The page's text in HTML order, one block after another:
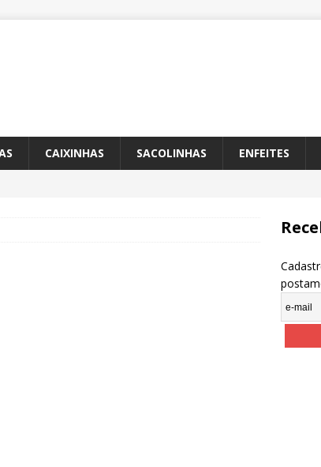
CAIXINHAS SACOLINHAS ENFEITES